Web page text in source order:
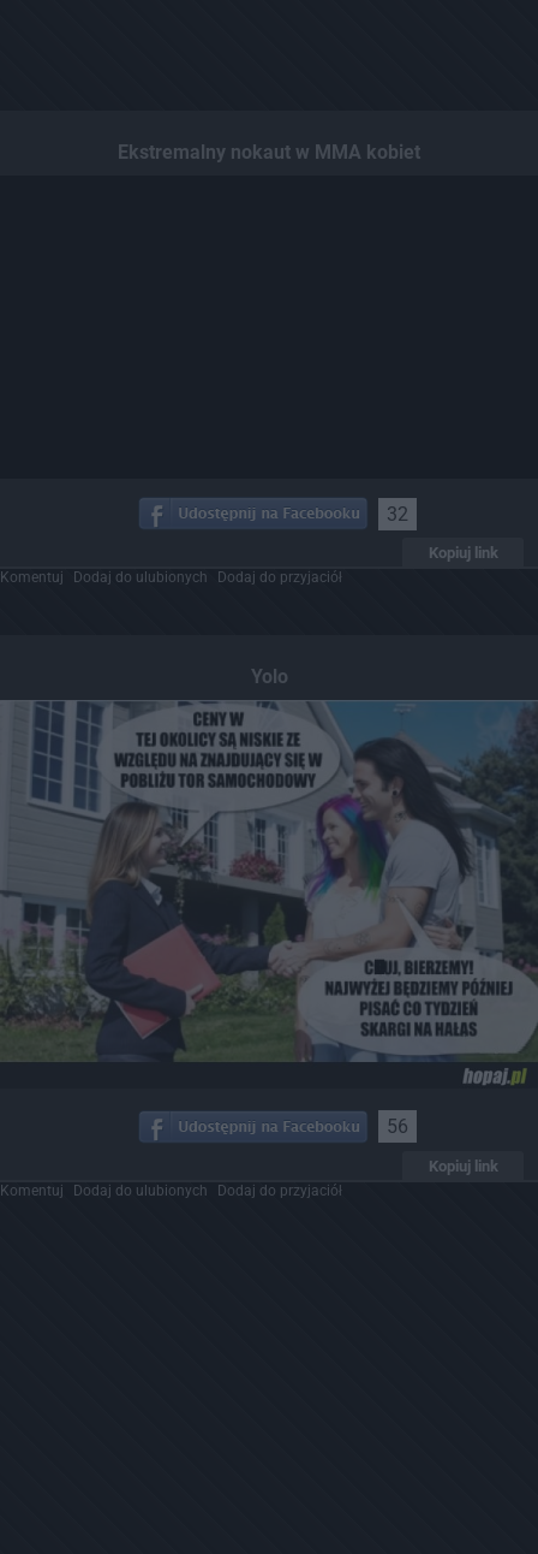
Ekstremalny nokaut w MMA kobiet
32
Kopiuj link
Komentuj Dodaj do ulubionych Dodaj do przyjaciół
Yolo
56
Kopiuj link
Komentuj Dodaj do ulubionych Dodaj do przyjaciół